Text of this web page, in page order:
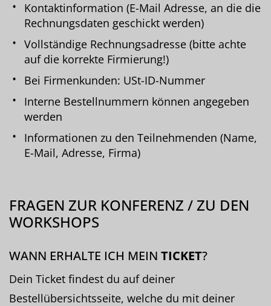
Kontaktinformation (E-Mail Adresse, an die die
Rechnungsdaten geschickt werden)
Vollständige Rechnungsadresse (bitte achte
auf die korrekte Firmierung!)
Bei Firmenkunden: USt-ID-Nummer
Interne Bestellnummern können angegeben
werden
Informationen zu den Teilnehmenden (Name,
E-Mail, Adresse, Firma)
FRAGEN ZUR KONFERENZ / ZU DEN
WORKSHOPS
WANN ERHALTE ICH MEIN TICKET?
Dein Ticket findest du auf deiner
Bestellübersichtsseite, welche du mit deiner